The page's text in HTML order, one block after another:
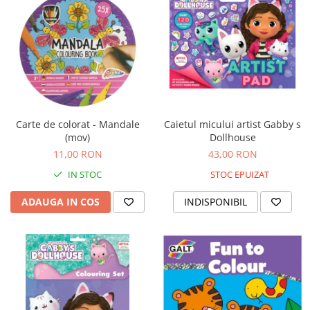
Carti de colorat
Carticele interactive
Cadouri copii
Ceasuri copii
Cutii muzicale
Cadouri bebelusi
Cadouri ieftine pentru copii
Cadouri botez
Cadou copii 2 ani
Cadou copii 4 ani
Cadou copii 5 ani
Cadou copii 6 ani
Cadou copii 7 ani
Carte de colorat - Mandale
(mov)
11,00 RON
IN STOC
ADAUGA IN COS
Caietul micului artist Gabby s
Dollhouse
43,00 RON
STOC EPUIZAT
INDISPONIBIL